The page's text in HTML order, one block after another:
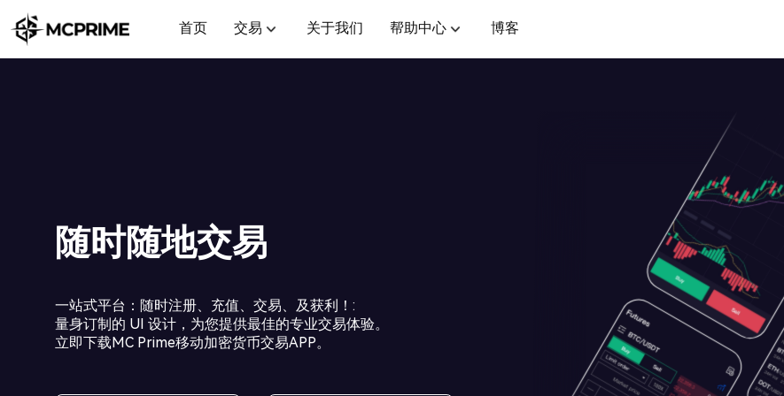
首页 交易 关于我们 帮助中心 博客
随时随地交易
一站式平台：随时注册、充值、交易、及获利！ :
量身订制的 UI 设计，为您提供最佳的专业交易体验。
立即下载MC Prime移动加密货币交易APP。